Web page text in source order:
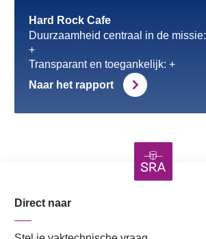
Hard Rock Cafe
Duurzaamheid centraal in de missie:
+
Transparant en toegankelijk: +
Naar het rapport
Direct naar